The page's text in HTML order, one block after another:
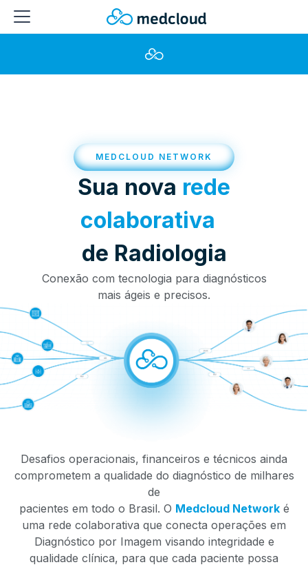
MEDCLOUD NETWORK
Sua nova rede
colaborativa
de Radiologia
Conexão com tecnologia para diagnósticos
mais ágeis e precisos.
Desafios operacionais, financeiros e técnicos ainda
comprometem a qualidade do diagnóstico de milhares
de
pacientes em todo o Brasil. O Medcloud Networké
uma rede colaborativa que conecta operações em
Diagnóstico por Imagem visando integridade e
qualidade clínica, para que cada paciente possa